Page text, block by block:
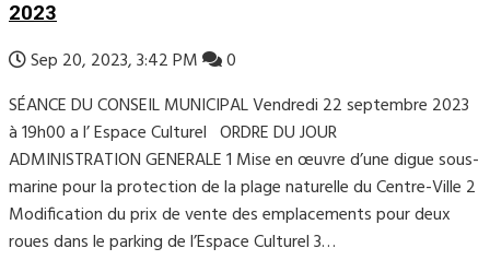
2023
Sep 20, 2023, 3:42 PM
0
SÉANCE DU CONSEIL MUNICIPAL Vendredi 22 septembre 2023
à 19h00 a l’ Espace Culturel ORDRE DU JOUR
ADMINISTRATION GENERALE 1 Mise en œuvre d’une digue sous-
marine pour la protection de la plage naturelle du Centre-Ville 2
Modification du prix de vente des emplacements pour deux
roues dans le parking de l’Espace Culturel 3…